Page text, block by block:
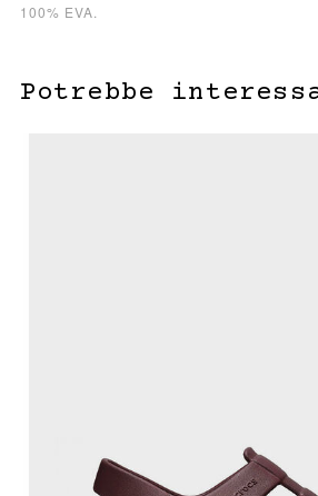
100% EVA.
Potrebbe